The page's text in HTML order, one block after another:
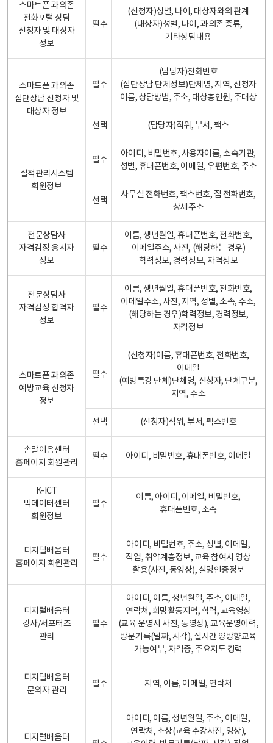
스마트폰 과의존
전화포털 상담
신청자 및 대상자
정보
필수
(신청자)성별, 나이, 대상자와의 관계
(대상자)성별, 나이, 과의존 종류,
기타상담내용
스마트폰 과의존
집단상담 신청자 및
대상자 정보
필수
(담당자)전화번호
(집단상담 단체정보)단체명, 지역, 신청자
이름, 상담방법, 주소, 대상총인원, 주대상
선택 (담당자)직위, 부서, 팩스
실적관리시스템
회원정보
필수
아이디, 비밀번호, 사용자이름, 소속기관,
성별, 휴대폰번호, 이메일, 우편번호, 주소
선택
사무실 전화번호, 팩스번호, 집 전화번호,
상세주소
전문상담사
자격검정 응시자
정보
필수
이름, 생년월일, 휴대폰번호, 전화번호,
이메일주소, 사진, (해당하는 경우)
학력정보, 경력정보, 자격정보
전문상담사
자격검정 합격자
정보
필수
이름, 생년월일, 휴대폰번호, 전화번호,
이메일주소, 사진, 지역, 성별, 소속, 주소,
(해당하는 경우)학력정보, 경력정보,
자격정보
스마트폰 과의존
예방교육 신청자
정보
필수
(신청자)이름, 휴대폰번호, 전화번호,
이메일
(예방특강 단체)단체명, 신청자, 단체구분,
지역, 주소
선택 (신청자)직위, 부서, 팩스번호
손말이음센터
홈페이지 회원관리
필수 아이디, 비밀번호, 휴대폰번호, 이메일
K-ICT
빅데이터센터
회원정보
필수
이름, 아이디, 이메일, 비밀번호,
휴대폰번호, 소속
디지털배움터
홈페이지 회원관리
필수
아이디, 비밀번호, 주소, 성별, 이메일,
직업, 취약계층정보, 교육 참여시 영상
촬용(사진, 동영상), 실명인증정보
디지털배움터
강사/서포터즈
관리
필수
아이디, 이름, 생년월일, 주소, 이메일,
연락처, 희망활동지역, 학력, 교육영상
(교육 운영시 사진, 동영상), 교육운영이력,
방문기록(날짜, 시각), 실시간 양방향교육
가능여부, 자격증, 주요지도 경력
디지털배움터
문의자 관리
필수 지역, 이름, 이메일, 연락처
디지털배움터
아이디, 이름, 생년월일, 주소, 이메일,
연락처, 초상(교육 수강사진, 영상),